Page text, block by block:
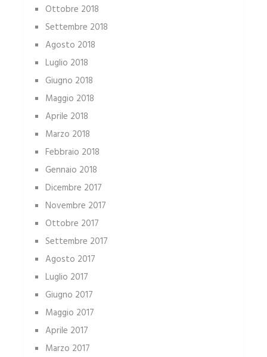
Ottobre 2018
Settembre 2018
Agosto 2018
Luglio 2018
Giugno 2018
Maggio 2018
Aprile 2018
Marzo 2018
Febbraio 2018
Gennaio 2018
Dicembre 2017
Novembre 2017
Ottobre 2017
Settembre 2017
Agosto 2017
Luglio 2017
Giugno 2017
Maggio 2017
Aprile 2017
Marzo 2017